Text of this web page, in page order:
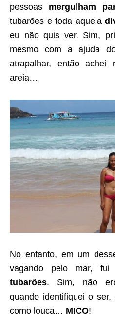
pessoas mergulham
tubarões e toda aquela
eu não quis ver. Sim,
mesmo com a ajuda
atrapalhar, então
areia…
No entanto, em um
vagando pelo mar, fui
tubarões. Sim, não
quando identifiquei o
como louca… MICO!